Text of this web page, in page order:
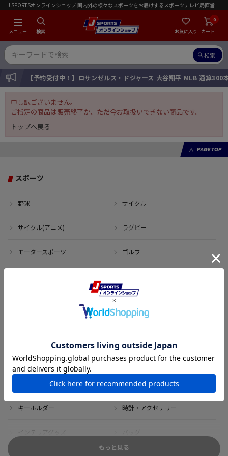
J SPORTSオンラインショップ 国内外の様々なスポーツをお届けするスポーツテレビ局直営店｜会員限定初回ご注文送料無料キャンペーン実施中！
メニュー 検索 お気に入り カート
0
検索
INFORMATION【予約受付中！】ロサンゼルス・ドジャース 大谷翔平 MLB 通算300
申し訳ございません。
ご指定の商品は販売終了か、ただ今お取扱いできない商品です。
トップへ戻る
PAGE TOP
スポーツ
野球 サイクル
サイクル(アニメ) ラグビー
モータースポーツ ゴルフ
アウトレット サイン・記念グッズ
ボブルヘッド・ぬいぐるみ Tシャツ
DVD・ブルーレイ 雑貨
キーホルダー 時計・アクセサリー
インテリアグッズ バッグ
もっと見る